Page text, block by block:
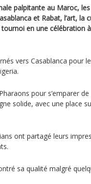
palpitante au Maroc,
et Rabat, l’art, la
en une célébration à
vers Casablanca pour
pour s’emparer de
solide, avec une place
ont partagé leurs
sa qualité malgré